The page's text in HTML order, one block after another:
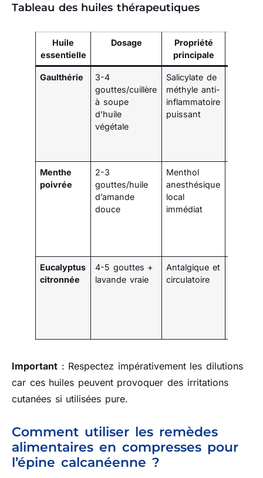
Tableau des huiles thérapeutiques
Huile
essentielle
Dosage
Propriété
principale
Gaulthérie
3-4
gouttes/cuillère
à soupe
d’huile
végétale
Salicylate de
méthyle anti-
inflammatoire
puissant
Menthe
poivrée
2-3
gouttes/huile
d’amande
douce
Menthol
anesthésique
local
immédiat
Eucalyptus
citronnée
4-5 gouttes +
lavande vraie
Antalgique et
circulatoire
Important : Respectez impérativement les dilutions
car ces huiles peuvent provoquer des irritations
cutanées si utilisées pure.
Comment utiliser les remèdes
alimentaires en compresses pour
l’épine calcanéenne ?